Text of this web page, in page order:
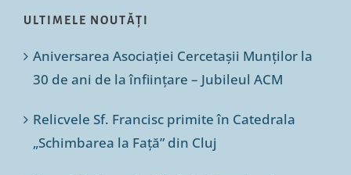
ULTIMELE NOUTĂȚI
Aniversarea Asociației Cercetașii Munților la
30 de ani de la înființare – Jubileul ACM
Relicvele Sf. Francisc primite în Catedrala
„Schimbarea la Față” din Cluj